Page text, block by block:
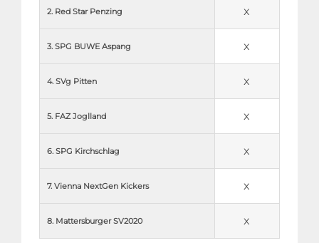
2. Red Star Penzing x
3. SPG BUWE Aspang x
4. SVg Pitten x
5. FAZ Joglland x
6. SPG Kirchschlag x
7. Vienna NextGen Kickers x
8. Mattersburger SV2020 x